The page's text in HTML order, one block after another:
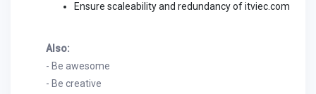
Ensure scaleability and redundancy of itviec.com
Also:
- Be awesome
- Be creative